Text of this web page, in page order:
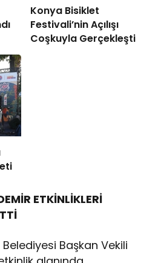
Konya Bisiklet
Festivali’nin Açılışı
Coşkuyla Gerçekleşti
ETKİNLİKLERİ
Başkan Vekili